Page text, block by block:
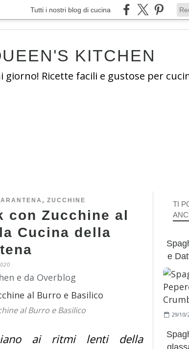
Tutti i nostri blog di cucina
KITCHEN
giorno! Ricette facili e gustose per
, ZUCCHINE
con Zucchine al
Cucina della
e da Overblog
al Burro e Basilico
ai ritmi lenti della
TI
e
29/10/